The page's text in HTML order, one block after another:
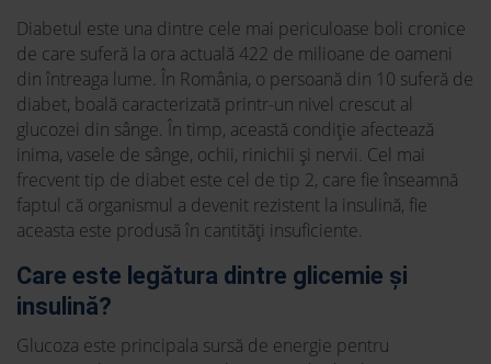
Diabetul este una dintre cele mai periculoase boli cronice
de care suferă la ora actuală 422 de milioane de oameni
din întreaga lume. În România, o persoană din 10 suferă de
diabet, boală caracterizată printr-un nivel crescut al
glucozei din sânge. În timp, această condiție afectează
inima, vasele de sânge, ochii, rinichii și nervii. Cel mai
frecvent tip de diabet este cel de tip 2, care fie înseamnă
faptul că organismul a devenit rezistent la insulină, fie
aceasta este produsă în cantități insuficiente.
Care este legătura dintre glicemie și
insulină?
Glucoza este principala sursă de energie pentru